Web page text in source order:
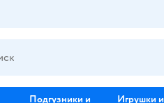
Подгузники и
Игрушки и